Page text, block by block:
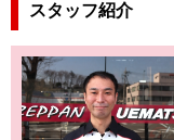
スタッフ紹介